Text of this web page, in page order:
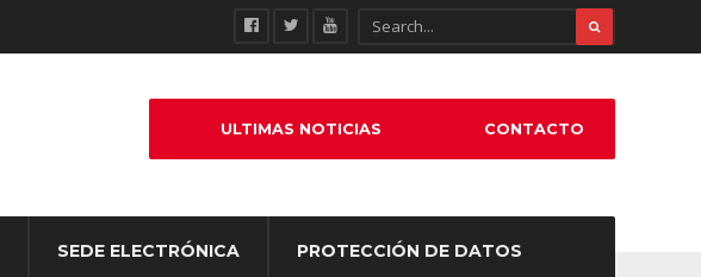
SEDE ELECTRÓNICA PROTECCIÓN DE DATOS
ULTIMAS NOTICIAS CONTACTO